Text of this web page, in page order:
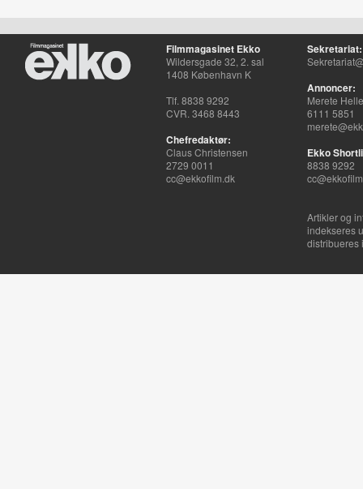
Filmmagasinet Ekko
Wildersgade 32, 2. sal
1408 København K
Tlf. 8838 9292
CVR. 3468 8443
Chefredaktør:
Claus Christensen
2729 0011
cc@ekkofilm.dk
Sekretariat:
Annoncer:
Merete
6111 5851
Ekko
8838 9292
Artikler og
indekseres
distribueres